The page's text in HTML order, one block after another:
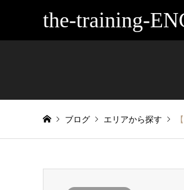
the-training-
ブログ エリアから探す